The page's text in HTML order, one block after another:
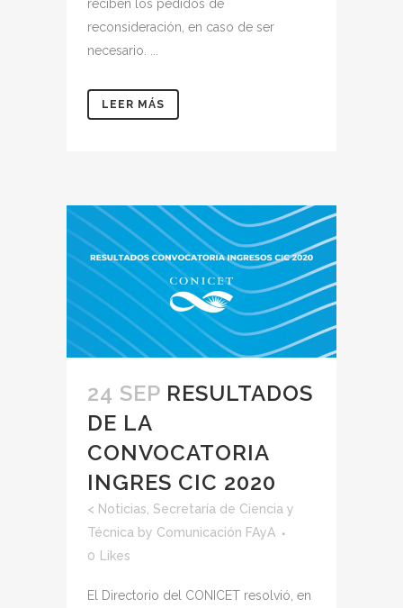
reciben los pedidos de
reconsideración, en caso de ser
necesario. ...
LEER MÁS
24 SEP RESULTADOS
DE LA
CONVOCATORIA
INGRES CIC 2020
< Noticias Secretaría de Ciencia y
Técnica by Comunicación FAyA
0
Likes
El Directorio del CONICET resolvió, en